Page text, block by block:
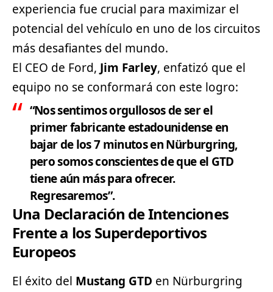
experiencia fue crucial para maximizar el
potencial del vehículo en uno de los circuitos
más desafiantes del mundo.
El CEO de Ford, Jim Farley, enfatizó que el
equipo no se conformará con este logro:
“Nos sentimos orgullosos de ser el
primer fabricante estadounidense en
bajar de los 7 minutos en Nürburgring,
pero somos conscientes de que el GTD
tiene aún más para ofrecer.
Regresaremos”.
Una Declaración de Intenciones
Frente a los Superdeportivos
Europeos
El éxito del Mustang GTD en Nürburgring